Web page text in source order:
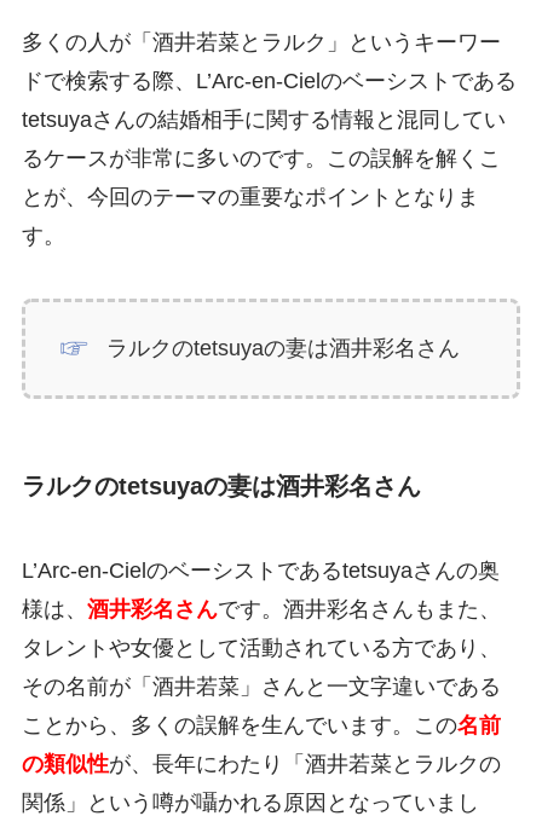
多くの人が「酒井若菜とラルク」というキーワー
ドで検索する際、L’Arc-en-Cielのベーシストである
tetsuyaさんの結婚相手に関する情報と混同してい
るケースが非常に多いのです。この誤解を解くこ
とが、今回のテーマの重要なポイントとなりま
す。
ラルクのtetsuyaの妻は酒井彩名さん
ラルクのtetsuyaの妻は酒井彩名さん
L’Arc-en-Cielのベーシストであるtetsuyaさんの奥
様は、 酒井彩名さんです。酒井彩名さんもまた、
タレントや女優として活動されている方であり、
その名前が「酒井若菜」さんと一文字違いである
ことから、多くの誤解を生んでいます。この名前
の類似性が、長年にわたり「酒井若菜とラルクの
関係」という噂が囁かれる原因となっていまし